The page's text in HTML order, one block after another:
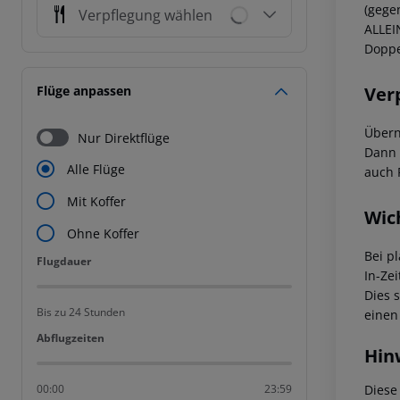
Verpflegung wählen
Flüge anpassen
Nur Direktflüge
Alle Flüge
Mit Koffer
Ohne Koffer
Flugdauer
Flugdauer
Bis zu 24 Stunden
Abflugzeiten
Abflugzeiten
00:00 23:59
auch
Bei
In-
Dies